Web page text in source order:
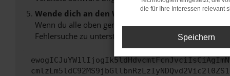
Wende dich an den Webseitenbetreiber.
Wenn du alle oben genannten Schritte versucht hast,
Fehlersuche zu unterstützen:
die für Ihre Interessen relevant
Speichern